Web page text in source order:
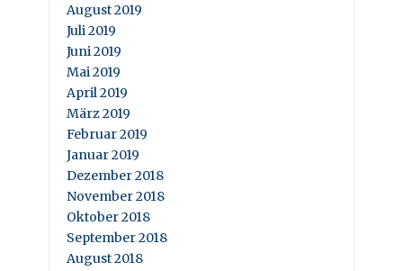
August 2019
Juli 2019
Juni 2019
Mai 2019
April 2019
März 2019
Februar 2019
Januar 2019
Dezember 2018
November 2018
Oktober 2018
September 2018
August 2018